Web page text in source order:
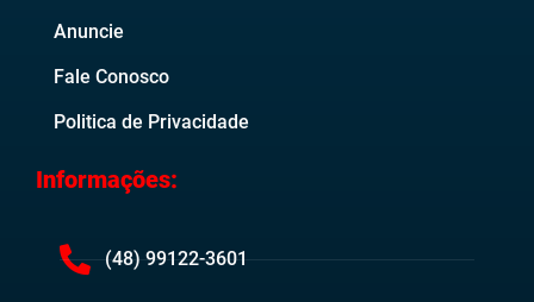
Anuncie
Fale Conosco
Politica de Privacidade
Informações:
(48) 99122-3601